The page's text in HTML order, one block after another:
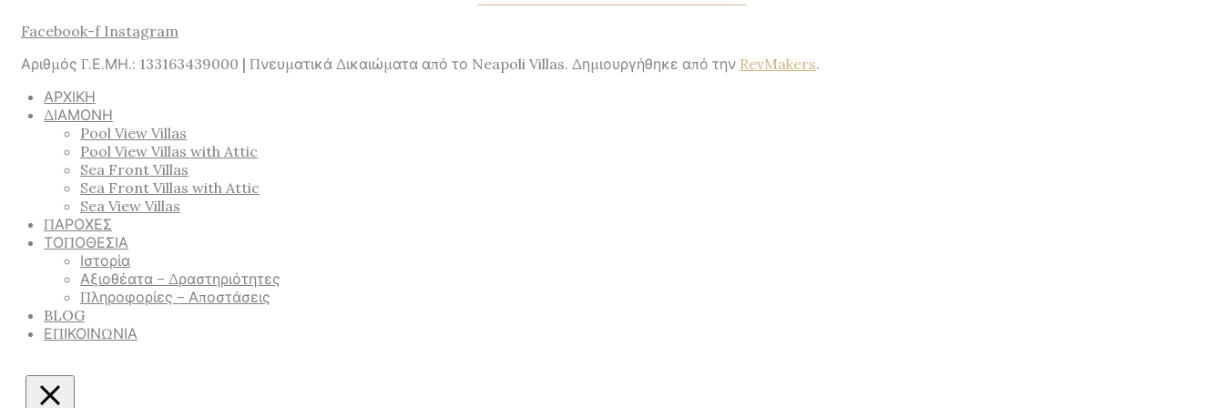
Facebook-f Instagram
Αριθμός Γ.Ε.ΜΗ.: 133163439000 | Πνευματικά Δικαιώματα από το Neapoli Villas. Δημιουργήθηκε από την RevMakers.
ΑΡΧΙΚΗ
ΔΙΑΜΟΝΗ
Pool View Villas
Pool View Villas with Attic
Sea Front Villas
Sea Front Villas with Attic
Sea View Villas
ΠΑΡΟΧΕΣ
ΤΟΠΟΘΕΣΙΑ
Ιστορία
Αξιοθέατα – Δραστηριότητες
Πληροφορίες – Αποστάσεις
BLOG
ΕΠΙΚΟΙΝΩΝΙΑ